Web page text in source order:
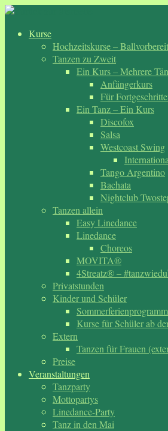
Zum
springenKurse
Hochzeitskurse –
Tanzen zu Zweit
Ein Kurs – Mehrere
Anfängerkurs
Für
Ein Tanz – Ein Kurs
Discofox
Salsa
Westcoast Swing
Tango Argentino
Bachata
Nightclub
Tanzen allein
Easy Linedance
Linedance
Choreos
MOVITA®
4Streatz® –
Privatstunden
Kinder und Schüler
Sommerferienprogramm
Kurse für Schüler ab
Extern
Tanzen für Frauen
Preise
Veranstaltungen
Tanzparty
Mottopartys
Linedance-Party
Tanz in den Mai